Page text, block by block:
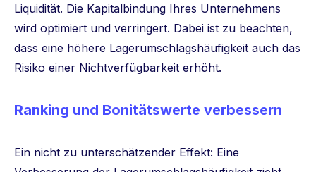
Liquidität. Die Kapitalbindung Ihres Unternehmens
wird optimiert und verringert. Dabei ist zu beachten,
dass eine höhere Lagerumschlagshäufigkeit auch das
Risiko einer Nichtverfügbarkeit erhöht.
Ranking und Bonitätswerte verbessern
Ein nicht zu unterschätzender Effekt: Eine